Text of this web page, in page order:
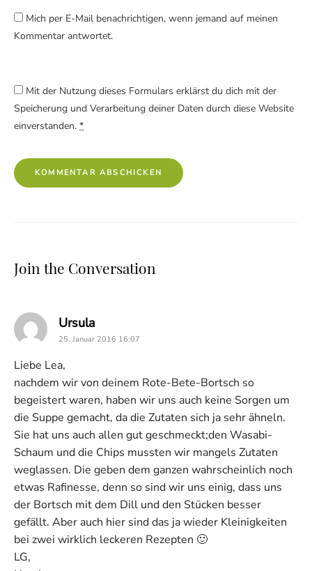
Mich per E-Mail benachrichtigen, wenn jemand auf meinen
Kommentar antwortet.
Mit der Nutzung dieses Formulars erklärst du dich mit der
Speicherung und Verarbeitung deiner Daten durch diese Website
einverstanden. *
Join the Conversation
Ursula
25. Januar 2016 16:07
Liebe Lea,
nachdem wir von deinem Rote-Bete-Bortsch so
begeistert waren, haben wir uns auch keine Sorgen um
die Suppe gemacht, da die Zutaten sich ja sehr ähneln.
Sie hat uns auch allen gut geschmeckt;den Wasabi-
Schaum und die Chips mussten wir mangels Zutaten
weglassen. Die geben dem ganzen wahrscheinlich noch
etwas Rafinesse, denn so sind wir uns einig, dass uns
der Bortsch mit dem Dill und den Stücken besser
gefällt. Aber auch hier sind das ja wieder Kleinigkeiten
bei zwei wirklich leckeren Rezepten 🙂
LG,